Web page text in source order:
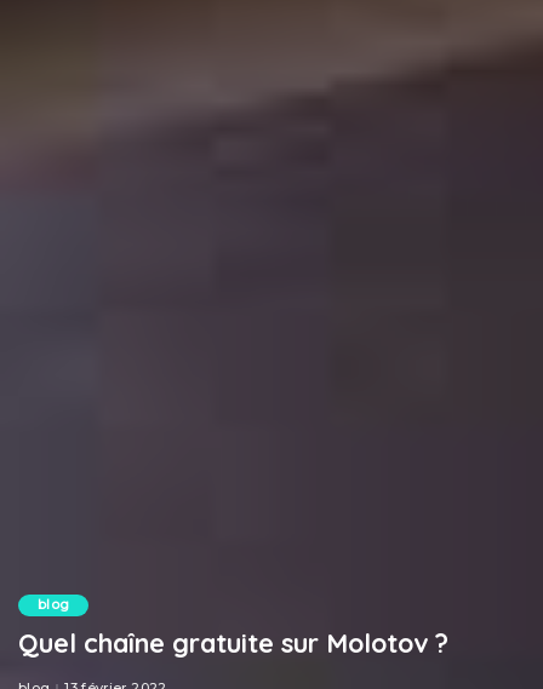
blog
Quel chaîne gratuite sur Molotov ?